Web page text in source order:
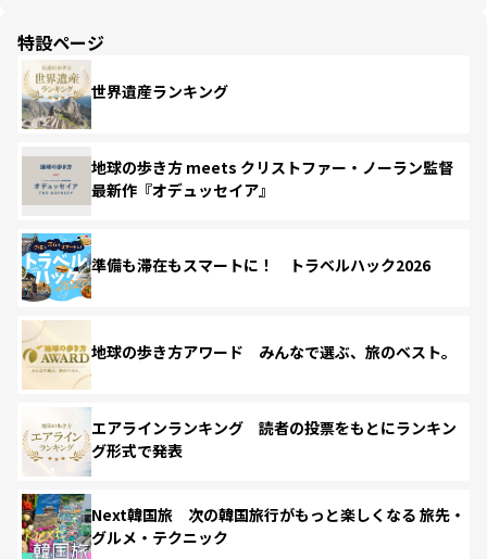
特設ページ
世界遺産ランキング
地球の歩き方 meets クリストファー・ノーラン監督
最新作『オデュッセイア』
準備も滞在もスマートに！ トラベルハック2026
地球の歩き方アワード みんなで選ぶ、旅のベスト。
エアラインランキング 読者の投票をもとにランキン
グ形式で発表
Next韓国旅 次の韓国旅行がもっと楽しくなる 旅先・
グルメ・テクニック